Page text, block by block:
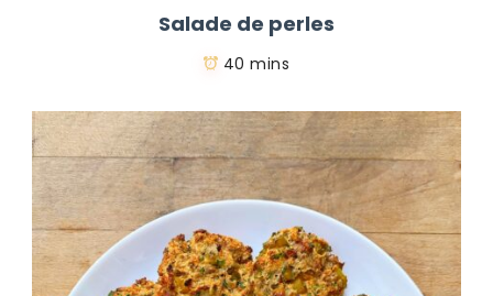
Salade de perles
40 mins